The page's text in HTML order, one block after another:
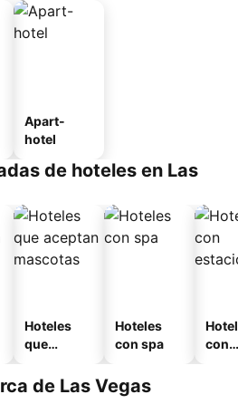
Apart-
hotel
de hoteles en Las
Hoteles
que
mascotas
Hoteles
con spa
con
de Las Vegas